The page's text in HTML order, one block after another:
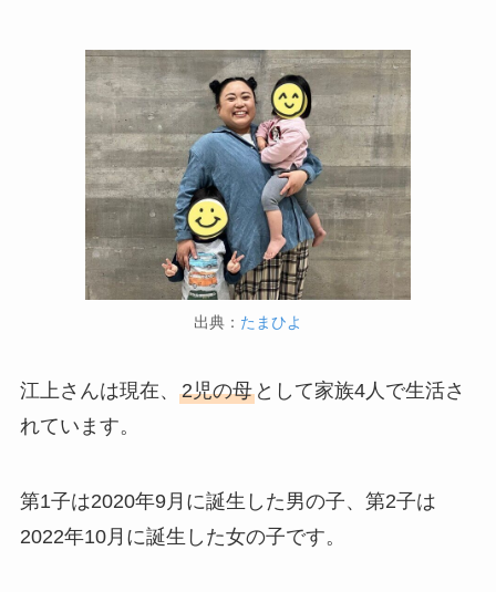
出典： たまひよ
江上さんは現在、 2児の母として家族4人で生活さ
れています。
第1子は2020年9月に誕生した男の子、第2子は
2022年10月に誕生した女の子です。